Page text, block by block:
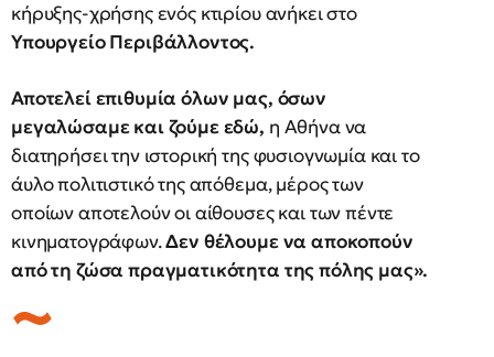
κήρυξης-χρήσης ενός κτιρίου ανήκει στο
Υπουργείο Περιβάλλοντος.
Αποτελεί επιθυμία όλων μας, όσων
μεγαλώσαμε και ζούμε εδώ, η Αθήνα να
διατηρήσει την ιστορική της φυσιογνωμία και το
άυλο πολιτιστικό της απόθεμα, μέρος των
οποίων αποτελούν οι αίθουσες και των πέντε
κινηματογράφων.Δεν θέλουμε να αποκοπούν
από τη ζώσα πραγματικότητα της πόλης μας».